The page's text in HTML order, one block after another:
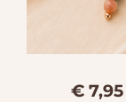
€ 7,95